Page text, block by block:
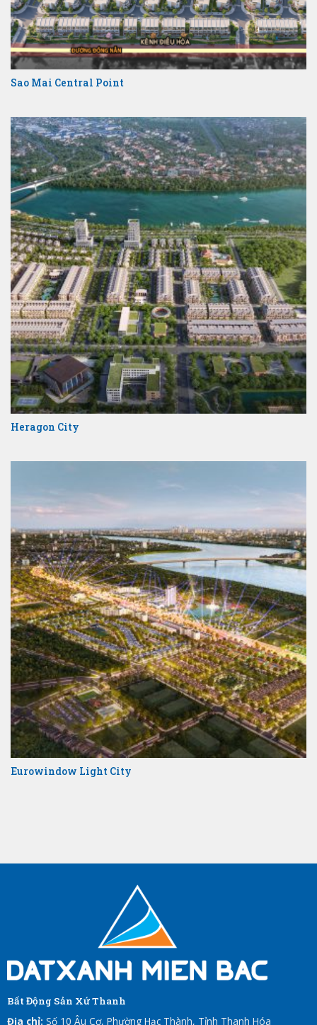
Sao Mai Central Point
Heragon City
Eurowindow Light City
Bất Động Sản Xứ Thanh
Địa chỉ: Số 10 Âu Cơ, Phường Hạc Thành, Tỉnh Thanh Hóa